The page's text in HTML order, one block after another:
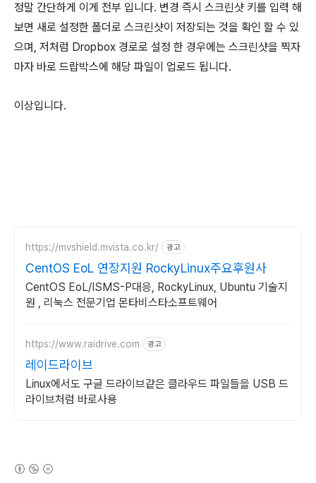
정말 간단하게 이게 전부 입니다. 변경 즉시 스크린샷 키를 입력 해
보면 새로 설정한 폴더로 스크린샷이 저장되는 것을 확인 할 수 있
으며, 저처럼 Dropbox 경로로 설정 한 경우에는 스크린샷을 찍자
마자 바로 드랍박스에 해당 파일이 업로드 됩니다.
이상입니다.
https://mvshield.mvista.co.kr/ 광고
CentOS EoL 연장지원 RockyLinux주요후원사
CentOS EoL/ISMS-P대응, RockyLinux, Ubuntu 기술지
원 , 리눅스 전문기업 몬타비스타소프트웨어
https://www.raidrive.com 광고
레이드라이브
Linux에서도 구글 드라이브같은 클라우드 파일들을 USB 드
라이브처럼 바로사용